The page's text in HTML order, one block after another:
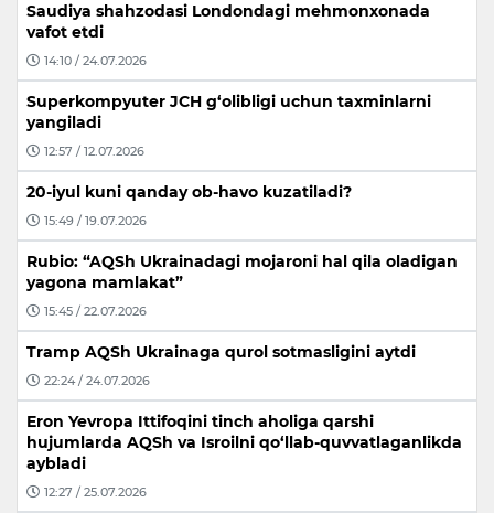
Saudiya shahzodasi Londondagi mehmonxonada
vafot etdi
14:10 / 24.07.2026
Superkompyuter JCH g‘olibligi uchun taxminlarni
yangiladi
12:57 / 12.07.2026
20-iyul kuni qanday ob-havo kuzatiladi?
15:49 / 19.07.2026
Rubio: “AQSh Ukrainadagi mojaroni hal qila oladigan
yagona mamlakat”
15:45 / 22.07.2026
Tramp AQSh Ukrainaga qurol sotmasligini aytdi
22:24 / 24.07.2026
Eron Yevropa Ittifoqini tinch aholiga qarshi
hujumlarda AQSh va Isroilni qo‘llab-quvvatlaganlikda
aybladi
12:27 / 25.07.2026